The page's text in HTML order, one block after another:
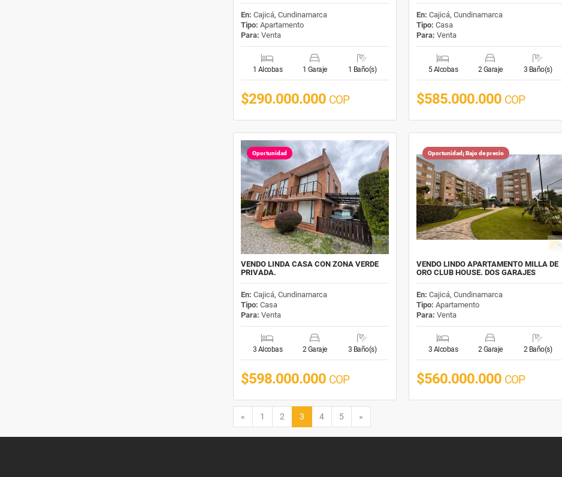
En: Cajicá, Cundinamarca
Tipo: Apartamento
Para: Venta
1 Alcobas 1 Garaje 1 Baño(s)
$290.000.000 COP
En: Cajicá, Cundinamarca
Tipo: Casa
Para: Venta
5 Alcobas 2 Garaje 3 Baño(s)
$585.000.000 COP
Oportunidad
VENDO LINDA CASA CON ZONA VERDE
PRIVADA.
En: Cajicá, Cundinamarca
Tipo: Casa
Para: Venta
3 Alcobas 2 Garaje 3 Baño(s)
$598.000.000 COP
Oportunidad¡ Bajo de precio
VENDO LINDO APARTAMENTO MILLA DE
ORO CLUB HOUSE. DOS GARAJES
En: Cajicá, Cundinamarca
Tipo: Apartamento
Para: Venta
3 Alcobas 2 Garaje 2 Baño(s)
$560.000.000 COP
« Anterior
1 2 3 4 5 »